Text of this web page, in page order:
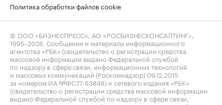
Политика обработки файлов cookie
© ООО «БИЗНЕСПРЕСС», АО «РОСБИЗНЕСКОНСАЛТИНГ»,
1995–2026. Сообщения и материалы информационного
агентства «РБК» (свидетельство о регистрации средства
массовой информации выдано Федеральной службой
по надзору в сфере связи, информационных технологий
и массовых коммуникаций (Роскомнадзор) 09.12.2015
за номером ИА №ФС77-63848) и сетевого издания «РБК»
(свидетельство о регистрации средства массовой информации
выдано Федеральной службой по надзору в сфере связи,